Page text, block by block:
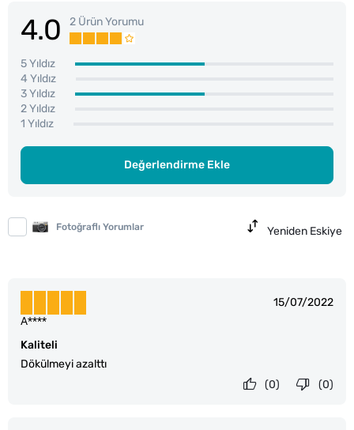
4.0 2 Ürün Yorumu
5 Yıldız
4 Yıldız
3 Yıldız
2 Yıldız
1 Yıldız
Değerlendirme Ekle
Fotoğraflı Yorumlar Yeniden Eskiye
15/07/2022
Kaliteli
Dökülmeyi azalttı
A****
(0)
(0)